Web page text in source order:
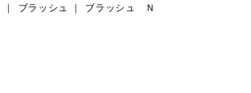
ブラッシュ ブラッシュ Ｎ